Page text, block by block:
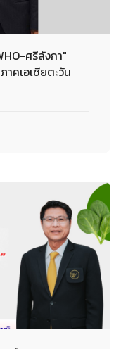
ศรีลังกา"
คเอเชียตะวัน